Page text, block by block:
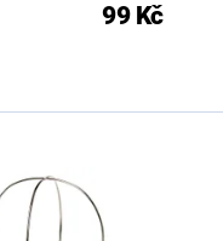
99 Kč